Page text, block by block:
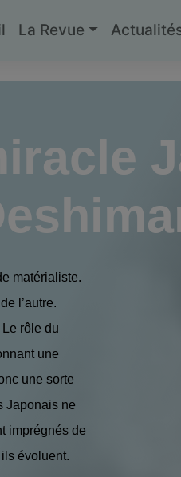
La Revue
matérialiste.
l’autre.
rôle du
une
une sorte
Japonais ne
imprégnés de
évoluent.